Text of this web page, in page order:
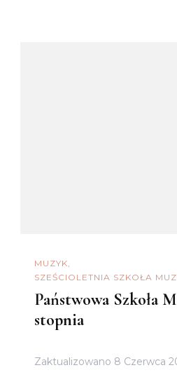
MUZYK
SZEŚCIOLETNIA SZKOŁA
Państwowa Szkoła
stopnia
Zaktualizowano 8 Czerwca